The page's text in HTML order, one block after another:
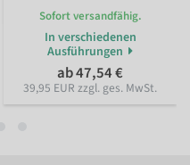
Sofort versandfähig.
In verschiedenen
Ausführungen
ab 47,54 €
39,95 EUR zzgl. ges. MwSt.